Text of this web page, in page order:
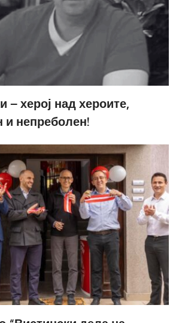
– херој над хероите,
и непреболен!